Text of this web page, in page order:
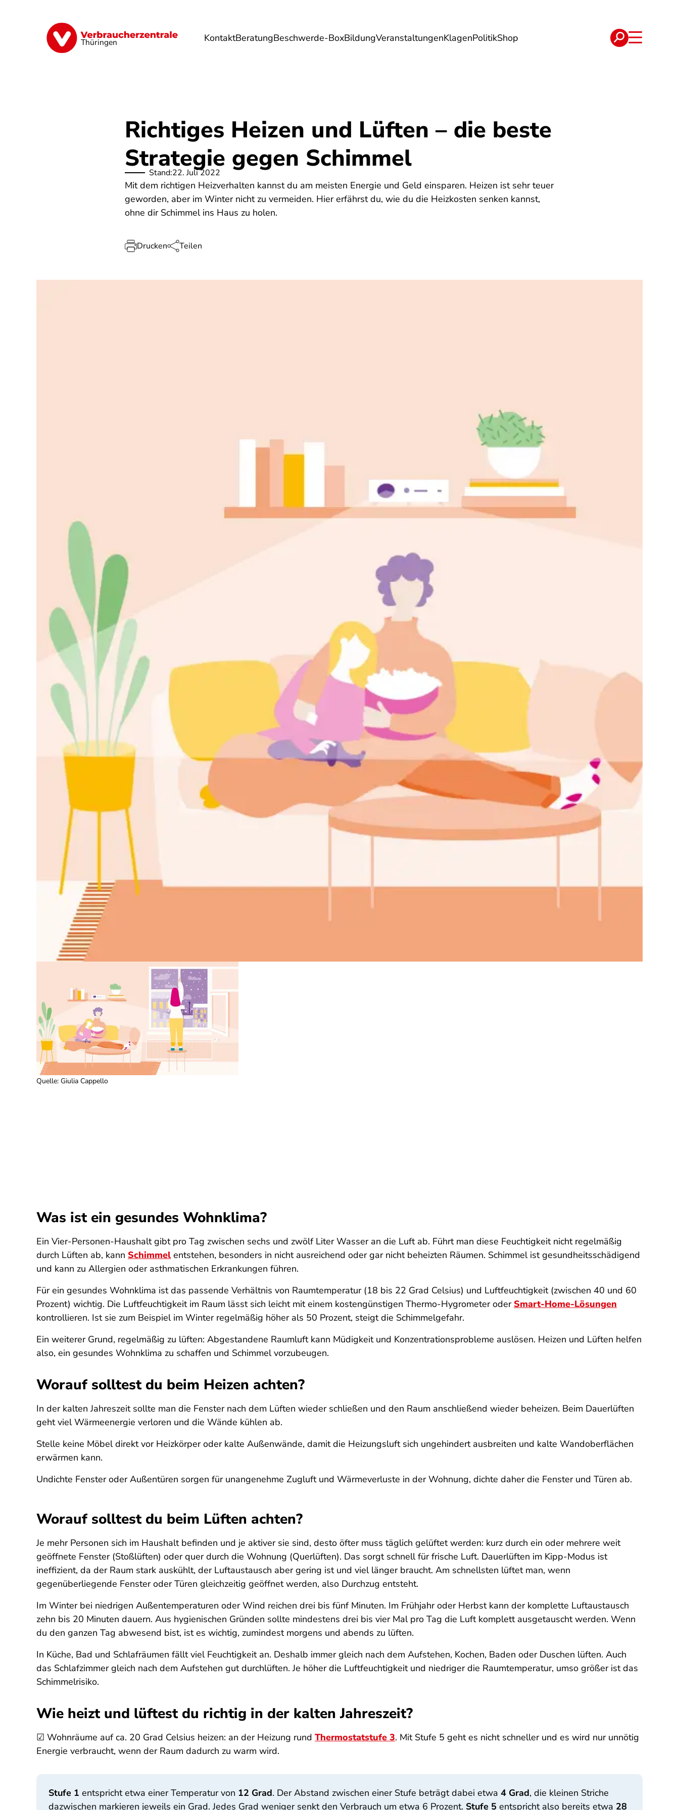
Thüringen KontaktBeratungBeschwerde-BoxBildungVeranstaltungenKlagenPolitikShop
Finanzen Digitales Lebensmittel Umwelt Gesundheit Energie Reise Verträge
Richtiges Heizen und Lüften – die beste
Strategie gegen Schimmel
Stand:22. Juli 2022
Mit dem richtigen Heizverhalten kannst du am meisten Energie und Geld einsparen. Heizen ist sehr teuer
geworden, aber im Winter nicht zu vermeiden. Hier erfährst du, wie du die Heizkosten senken kannst,
ohne dir Schimmel ins Haus zu holen.
Drucken Teilen
Quelle: Giulia Cappello
Was ist ein gesundes Wohnklima?
Ein Vier-Personen-Haushalt gibt pro Tag zwischen sechs und zwölf Liter Wasser an die Luft ab. Führt man diese Feuchtigkeit nicht regelmäßig
durch Lüften ab, kann Schimmel entstehen, besonders in nicht ausreichend oder gar nicht beheizten Räumen. Schimmel ist gesundheitsschädigend
und kann zu Allergien oder asthmatischen Erkrankungen führen.
Für ein gesundes Wohnklima ist das passende Verhältnis von Raumtemperatur (18 bis 22 Grad Celsius) und Luftfeuchtigkeit (zwischen 40 und 60
Prozent) wichtig. Die Luftfeuchtigkeit im Raum lässt sich leicht mit einem kostengünstigen Thermo-Hygrometer oder Smart-Home-Lösungen
kontrollieren. Ist sie zum Beispiel im Winter regelmäßig höher als 50 Prozent, steigt die Schimmelgefahr.
Ein weiterer Grund, regelmäßig zu lüften: Abgestandene Raumluft kann Müdigkeit und Konzentrationsprobleme auslösen. Heizen und Lüften helfen
also, ein gesundes Wohnklima zu schaffen und Schimmel vorzubeugen.
Worauf solltest du beim Heizen achten?
In der kalten Jahreszeit sollte man die Fenster nach dem Lüften wieder schließen und den Raum anschließend wieder beheizen. Beim Dauerlüften
geht viel Wärmeenergie verloren und die Wände kühlen ab.
Stelle keine Möbel direkt vor Heizkörper oder kalte Außenwände, damit die Heizungsluft sich ungehindert ausbreiten und kalte Wandoberflächen
erwärmen kann.
Undichte Fenster oder Außentüren sorgen für unangenehme Zugluft und Wärmeverluste in der Wohnung, dichte daher die Fenster und Türen ab.
Worauf solltest du beim Lüften achten?
Je mehr Personen sich im Haushalt befinden und je aktiver sie sind, desto öfter muss täglich gelüftet werden: kurz durch ein oder mehrere weit
geöffnete Fenster (Stoßlüften) oder quer durch die Wohnung (Querlüften). Das sorgt schnell für frische Luft. Dauerlüften im Kipp-Modus ist
ineffizient, da der Raum stark auskühlt, der Luftaustausch aber gering ist und viel länger braucht. Am schnellsten lüftet man, wenn
gegenüberliegende Fenster oder Türen gleichzeitig geöffnet werden, also Durchzug entsteht.
Im Winter bei niedrigen Außentemperaturen oder Wind reichen drei bis fünf Minuten. Im Frühjahr oder Herbst kann der komplette Luftaustausch
zehn bis 20 Minuten dauern. Aus hygienischen Gründen sollte mindestens drei bis vier Mal pro Tag die Luft komplett ausgetauscht werden. Wenn
du den ganzen Tag abwesend bist, ist es wichtig, zumindest morgens und abends zu lüften.
In Küche, Bad und Schlafräumen fällt viel Feuchtigkeit an. Deshalb immer gleich nach dem Aufstehen, Kochen, Baden oder Duschen lüften. Auch
das Schlafzimmer gleich nach dem Aufstehen gut durchlüften. Je höher die Luftfeuchtigkeit und niedriger die Raumtemperatur, umso größer ist das
Schimmelrisiko.
Wie heizt und lüftest du richtig in der kalten Jahreszeit?
☑ Wohnräume auf ca. 20 Grad Celsius heizen: an der Heizung rund Thermostatstufe 3. Mit Stufe 5 geht es nicht schneller und es wird nur unnötig
Energie verbraucht, wenn der Raum dadurch zu warm wird.
Stufe 1 entspricht etwa einer Temperatur von 12 Grad. Der Abstand zwischen einer Stufe beträgt dabei etwa 4 Grad, die kleinen Striche
dazwischen markieren jeweils ein Grad. Jedes Grad weniger senkt den Verbrauch um etwa 6 Prozent. Stufe 5 entspricht also bereits etwa 28